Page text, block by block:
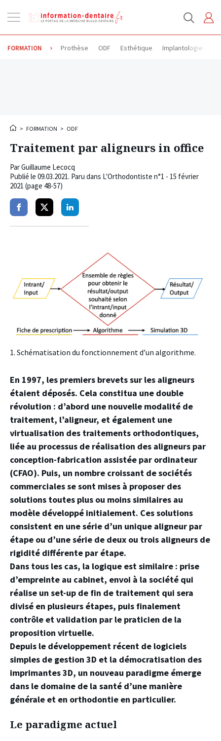
la
FORMATION Prothèse ODF Esthétique Implantologie
> FORMATION > ODF
Traitement par aligneurs in office
ParGuillaume Lecocq
Publié le 09.03.2021. Paru dans L'Orthodontiste n°1 - 15 février
2021 (page 48-57)
PartagerPartagerPartager
1. Schématisation du fonctionnement d’un algorithme.
En 1997, les premiers brevets sur les aligneurs
étaient déposés. Cela constitua une double
révolution : d’abord une nouvelle modalité de
traitement, l’aligneur, et également une
virtualisation des traitements orthodontiques,
liée au processus de réalisation des aligneurs par
conception-fabrication assistée par ordinateur
(CFAO). Puis, un nombre croissant de sociétés
commerciales se sont mises à proposer des
solutions toutes plus ou moins similaires au
modèle développé initialement. Ces solutions
consistent en une série d’un unique aligneur par
étape ou d’une série de deux ou trois aligneurs de
rigidité différente par étape.
Dans tous les cas, la logique est similaire : prise
d’empreinte au cabinet, envoi à la société qui
réalise un set-up de fin de traitement qui sera
divisé en plusieurs étapes, puis finalement
contrôle et validation par le praticien de la
proposition virtuelle.
Depuis le développement récent de logiciels
simples de gestion 3D et la démocratisation des
imprimantes 3D, un nouveau paradigme émerge
dans le domaine de la santé d’une manière
générale et en orthodontie en particulier.
Le paradigme actuel